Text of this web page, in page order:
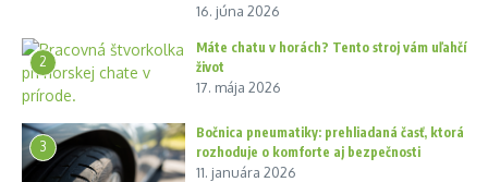
16. júna 2026
2
Máte chatu v horách? Tento stroj vám uľahčí
život
17. mája 2026
3
Bočnica pneumatiky: prehliadaná časť, ktorá
rozhoduje o komforte aj bezpečnosti
11. januára 2026